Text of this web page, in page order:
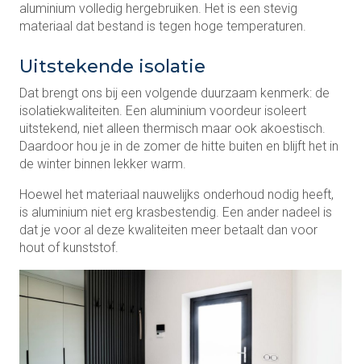
aluminium volledig hergebruiken. Het is een stevig
materiaal dat bestand is tegen hoge temperaturen.
Uitstekende isolatie
Dat brengt ons bij een volgende duurzaam kenmerk: de
isolatiekwaliteiten. Een aluminium voordeur isoleert
uitstekend, niet alleen thermisch maar ook akoestisch.
Daardoor hou je in de zomer de hitte buiten en blijft het in
de winter binnen lekker warm.
Hoewel het materiaal nauwelijks onderhoud nodig heeft,
is aluminium niet erg krasbestendig. Een ander nadeel is
dat je voor al deze kwaliteiten meer betaalt dan voor
hout of kunststof.